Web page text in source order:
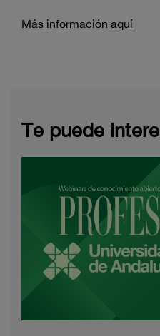
Más información aquí
Te puede